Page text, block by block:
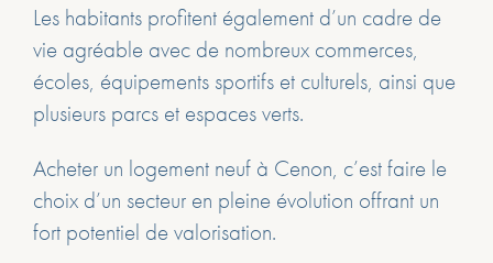
Les habitants profitent également d’un cadre de
vie agréable avec de nombreux commerces,
écoles, équipements sportifs et culturels, ainsi que
plusieurs parcs et espaces verts.
Acheter un logement neuf à Cenon, c’est faire le
choix d’un secteur en pleine évolution offrant un
fort potentiel de valorisation.